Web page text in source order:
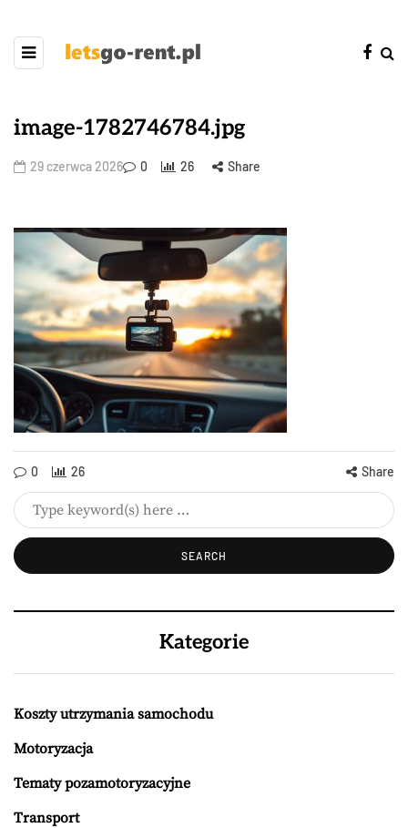
image-1782746784.jpg
29 czerwca 2026 0 26 Share
0 26 Share
Kategorie
Koszty utrzymania samochodu
Motoryzacja
Tematy pozamotoryzacyjne
Transport